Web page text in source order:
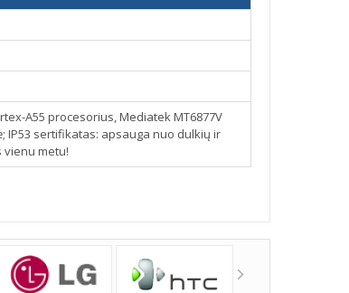
A55 procesorius, Mediatek MT6877V
IP53 sertifikatas: apsauga nuo dulkių ir
vienu metu!